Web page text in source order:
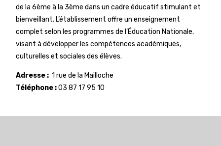
de la 6ème à la 3ème dans un cadre éducatif stimulant et
bienveillant. L’établissement offre un enseignement
complet selon les programmes de l’Éducation Nationale,
visant à développer les compétences académiques,
culturelles et sociales des élèves.
Adresse : 1 rue de la Mailloche
Téléphone :03 87 17 95 10